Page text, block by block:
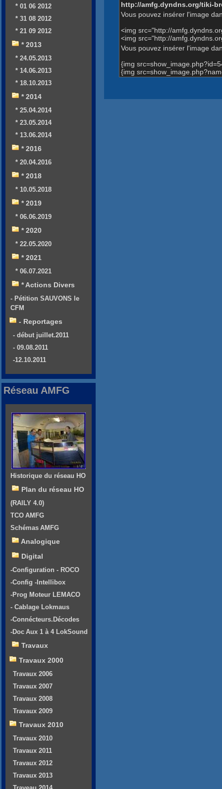
http://amfg.dyndns.org/tiki-
Vous pouvez insérer l'image
<img src="http://
<img src="http://
Vous pouvez insérer l'image
{img
{img
* 01 06 2012
* 31 08 2012
* 21 09 2012
* 2013
* 24.05.2013
* 14.06.2013
* 18.10.2013
* 2014
* 25.04.2014
* 23.05.2014
* 13.06.2014
* 2016
* 20.04.2016
* 2018
* 10.05.2018
* 2019
* 06.06.2019
* 2020
* 22.05.2020
* 2021
* 06.07.2021
* Actions Divers
- Pétition SAUVONS le
CFM
- Reportages
- début juillet.2011
- 09.08.2011
-12.10.2011
Réseau AMFG
Historique du réseau HO
Plan du réseau HO
(RAILY 4.0)
TCO AMFG
Schémas AMFG
Analogique
Digital
-Configuration - ROCO
-Config -Intellibox
-Prog Moteur LEMACO
- Cablage Lokmaus
-Connécteurs.Décodes
-Doc Aux 1 à 4 LokSound
Travaux
Travaux 2000
Travaux 2006
Travaux 2007
Travaux 2008
Travaux 2009
Travaux 2010
Travaux 2010
Travaux 2011
Travaux 2012
Travaux 2013